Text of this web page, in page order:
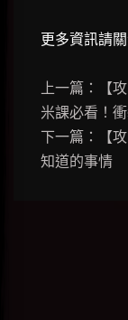
更多資訊請
上一篇：【
米課必看！
下一篇：【
知道的事情